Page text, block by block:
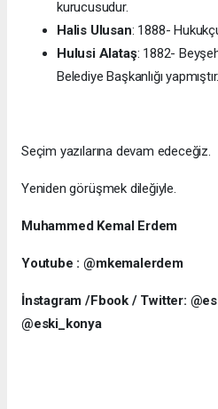
kurucusudur.
Halis Ulusan: 1888-
Hulusi Alataş: 1882-
Belediye Başkanlığı yapmıştır.
Seçim yazılarına devam edeceğiz.
Yeniden görüşmek dileğiyle.
Muhammed Kemal Erdem
Youtube : @mkemalerdem
İnstagram /Fbook / Twitter:
@eski_konya